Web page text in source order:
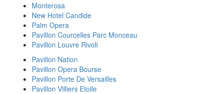
Monterosa
New Hotel Candide
Palm Opera
Pavillon Courcelles Parc Monceau
Pavillon Louvre Rivoli
Pavillon Nation
Pavillon Opera Bourse
Pavillon Porte De Versailles
Pavillon Villiers Etoile